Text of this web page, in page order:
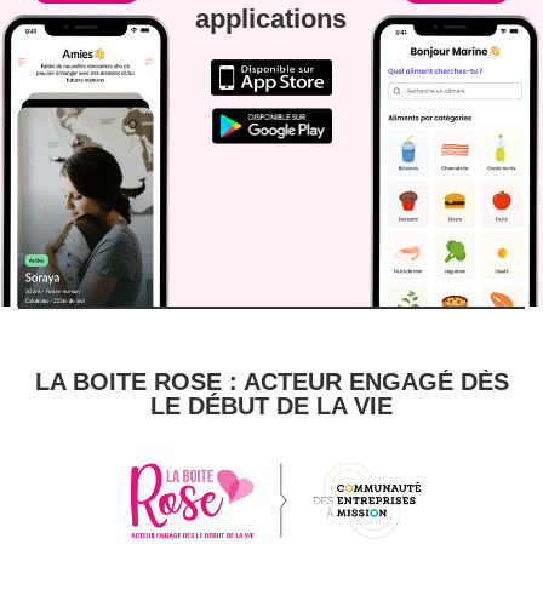
applications
LA BOITE ROSE : ACTEUR ENGAGÉ DÈS
LE DÉBUT DE LA VIE